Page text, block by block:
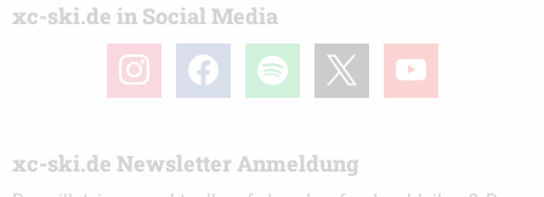
xc-ski.de in Social Media
instagramfacebook spotify youtube
xc-ski.de Newsletter Anmeldung